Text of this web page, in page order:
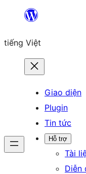
Chuyển
phần
tiếng Việt
Giao diện
Plugin
Tin tức
Hỗ trợ
Tài
Diễn